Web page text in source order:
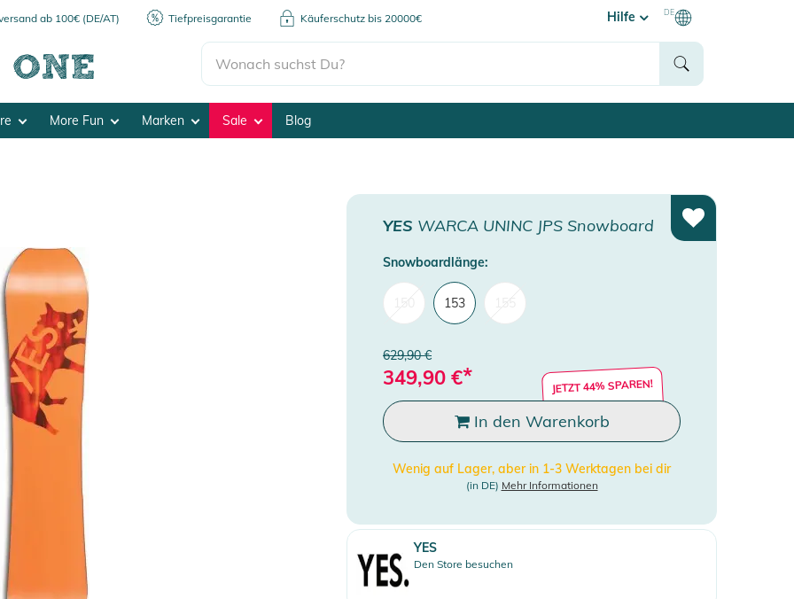
ab 100€ (DE/AT) Tiefpreisgarantie Käuferschutz bis 20000€ Hilfe DE
More Fun Marken Sale Blog
YES WARCA UNINC JPS Snowboard
Snowboardlänge:
153
629,90 €
349,90 €* JETZT 44% SPAREN!
In den Warenkorb
Wenig auf Lager, aber in 1-3 Werktagen bei dir
(in DE) Mehr Informationen
YES
Den Store besuchen